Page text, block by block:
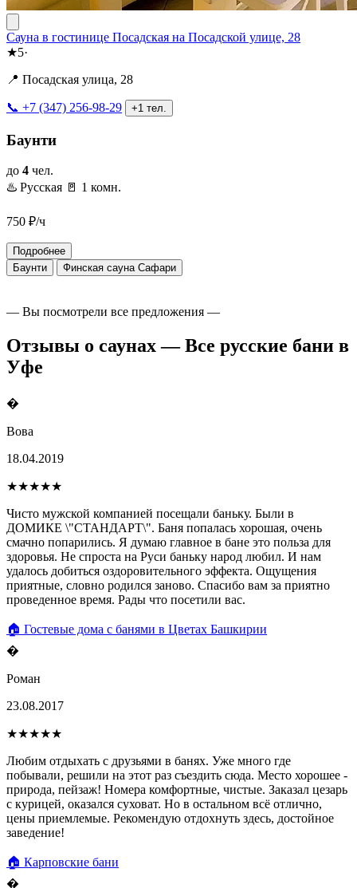
Сауна в гостинице Посадская на Посадской улице, 28
★5·
📍 Посадская улица, 28
📞 +7 (347) 256-98-29 +1 тел.
Баунти
до 4 чел.
♨️ Русская 🚪 1 комн.
750 ₽/ч
Подробнее
Баунти
Финская сауна Сафари
— Вы посмотрели все предложения —
Отзывы о саунах — Все русские бани в
Уфе
�
Вова
18.04.2019
★★★★★
Чисто мужской компанией посещали баньку. Были в
ДОМИКЕ \"СТАНДАРТ\". Баня попалась хорошая, очень
смачно попарились. Я думаю главное в бане это польза для
здоровья. Не спроста на Руси баньку народ любил. И нам
удалось добиться оздоровительного эффекта. Ощущения
приятные, словно родился заново. Спасибо вам за приятно
проведенное время. Рады что посетили вас.
🏠 Гостевые дома с банями в Цветах Башкирии
�
Роман
23.08.2017
★★★★★
Любим отдыхать с друзьями в банях. Уже много где
побывали, решили на этот раз съездить сюда. Место хорошее -
природа, пейзаж! Номера комфортные, чистые. Заказал цезарь
с курицей, оказался суховат. Но в остальном всё отлично,
цены приемлемые. Рекомендую отдохнуть здесь, достойное
заведение!
🏠 Карповские бани
�